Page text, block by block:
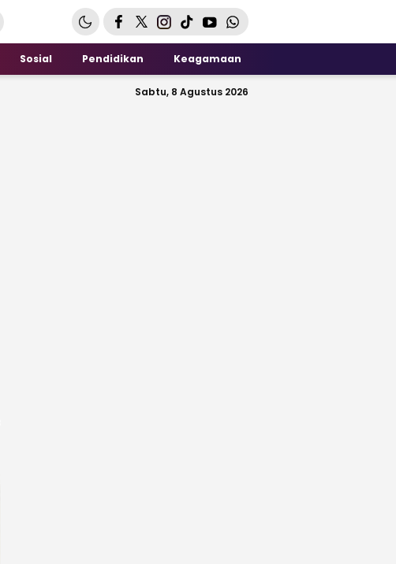
Sosial Pendidikan Keagamaan
Sabtu, 8 Agustus 2026